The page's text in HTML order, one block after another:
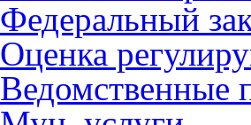
Федеральный
Оценка
Ведомственные